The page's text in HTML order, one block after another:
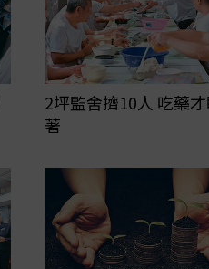
2坪監舍擠10人 吃藥
著